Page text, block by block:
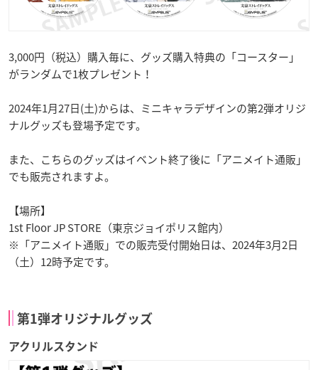
3,000円（税込）購入毎に、グッズ購入特典の「コースター」
がランダムで1枚プレゼント！
2024年1月27日(土)からは、ミニキャラデザインの第2弾オリジ
ナルグッズも登場予定です。
また、こちらのグッズはイベント終了後に「アニメイト通販」
でも販売されますよ。
【場所】
1st Floor JP STORE（東京ジョイポリス館内）
※「アニメイト通販」での販売受付開始日は、2024年3月2日
（土）12時予定です。
第1弾オリジナルグッズ
アクリルスタンド